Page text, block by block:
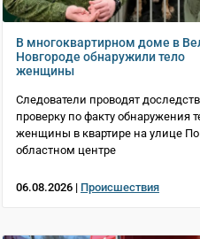
В многоквартирном доме в
Новгороде обнаружили тело
женщины
Следователи проводят
проверку по факту обнаружения
женщины в квартире на улице
областном центре
06.08.2026 | Происшествия